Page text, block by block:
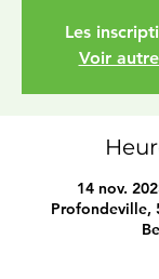
Les
Voir
14 nov.
Profondeville,